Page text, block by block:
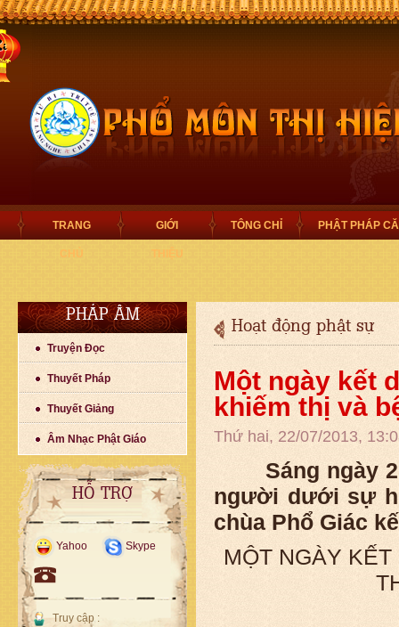
TRANG GIỚI
THIỆU
TÔNG CHỈ PHẬT PHÁP
PHÁP ÂM
Truyện Đọc
Thuyết Pháp
Thuyết Giảng
Âm Nhạc Phật Giáo
HỖ TRỢ
Yahoo Skype
Truy cập :
Hoạt động phật sự
Một ngày kết
khiếm thị và
Thứ hai, 22/07/2013,
Sáng ngày 20
người dưới sự
chùa Phổ Giác
MỘT NGÀY